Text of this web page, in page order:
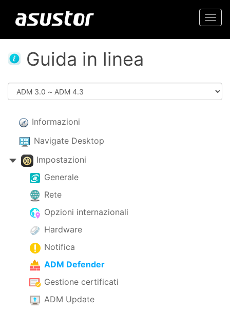
Guida in linea
Informazioni
Navigate Desktop
Impostazioni
Generale
Rete
Opzioni internazionali
Hardware
Notifica
ADM Defender
Gestione certificati
ADM Update